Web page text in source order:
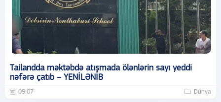
Tailandda məktəbdə atışmada ölənlərin sayı yeddi
nəfərə çatıb – YENİLƏNİB
09:07 Dünya